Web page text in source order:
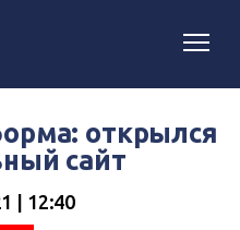
открылся
сайт
| 12:40